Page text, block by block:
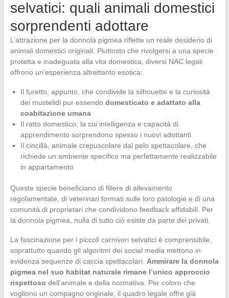
selvatici: quali animali domestici
sorprendenti adottare
L’attrazione per la donnola pigmea riflette un reale desiderio di
animali domestici originali. Piuttosto che rivolgersi a una specie
protetta e inadeguata alla vita domestica, diversi NAC legali
offrono un’esperienza altrettanto esotica:
Il furetto, appunto, che condivide la silhouette e la curiosità
dei mustelidi pur essendo domesticato e adattato alla
coabitazione umana
Il ratto domestico, la cui intelligenza e capacità di
apprendimento sorprendono spesso i nuovi adottanti
Il cincillà, animale crepuscolare dal pelo spettacolare, che
richiede un ambiente specifico ma perfettamente realizzabile
in appartamento
Queste specie beneficiano di filiere di allevamento
regolamentate, di veterinari formati sulle loro patologie e di una
comunità di proprietari che condividono feedback affidabili. Per
la donnola pigmea, nulla di tutto ciò esiste da parte dei privati.
La fascinazione per i piccoli carnivori selvatici è comprensibile,
soprattutto quando gli algoritmi dei social media mettono in
evidenza sequenze di caccia spettacolari. Ammirare la donnola
pigmea nel suo habitat naturale rimane l’unico approccio
rispettoso dell’animale e della normativa. Per coloro che
vogliono un compagno originale, il quadro legale offre già